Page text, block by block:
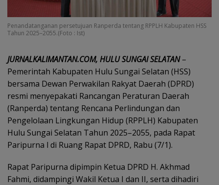
Penandatanganan persetujuan Ranperda tentang RPPLH Kabupaten HSS
Tahun 2025–2055.(Foto : Ist)
JURNALKALIMANTAN.COM, HULU SUNGAI SELATAN–
Pemerintah Kabupaten Hulu Sungai Selatan (HSS)
bersama Dewan Perwakilan Rakyat Daerah (DPRD)
resmi menyepakati Rancangan Peraturan Daerah
(Ranperda) tentang Rencana Perlindungan dan
Pengelolaan Lingkungan Hidup (RPPLH) Kabupaten
Hulu Sungai Selatan Tahun 2025–2055, pada Rapat
Paripurna l di Ruang Rapat DPRD, Rabu (7/1).
Rapat Paripurna dipimpin Ketua DPRD H. Akhmad
Fahmi, didampingi Wakil Ketua I dan II, serta dihadiri